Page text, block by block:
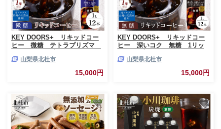
KEY DOORS+ リキッドコー
ヒー 微糖 テトラプリズマ
ー キーコーヒー リキッドコー
ヒー KEY DOORS+ 微糖 芳醇
な逸品 1L 1000ml×12本 紙パッ
琲 天然水 無香料 無着色 アウト
ドア キャンプ セット 飲料 山梨
県 北杜市
山梨県北杜市
15,000円
KEY DOORS+ リキッドコー
ヒー 深いコク 無糖 1リッ
コーヒー リキッドコーヒー
KEY DOORS+ 無糖 香ばしく深
いコク 1L 1000ml×12本 紙パッ
琲 天然水 無香料 無着色 アウト
ドア キャンプ セット 飲料 山梨
県 北杜市
山梨県北杜市
15,000円